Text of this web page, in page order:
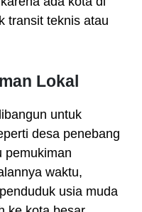
transit teknis atau
Lokal
untuk
desa penebang
pemukiman
waktu,
usia muda